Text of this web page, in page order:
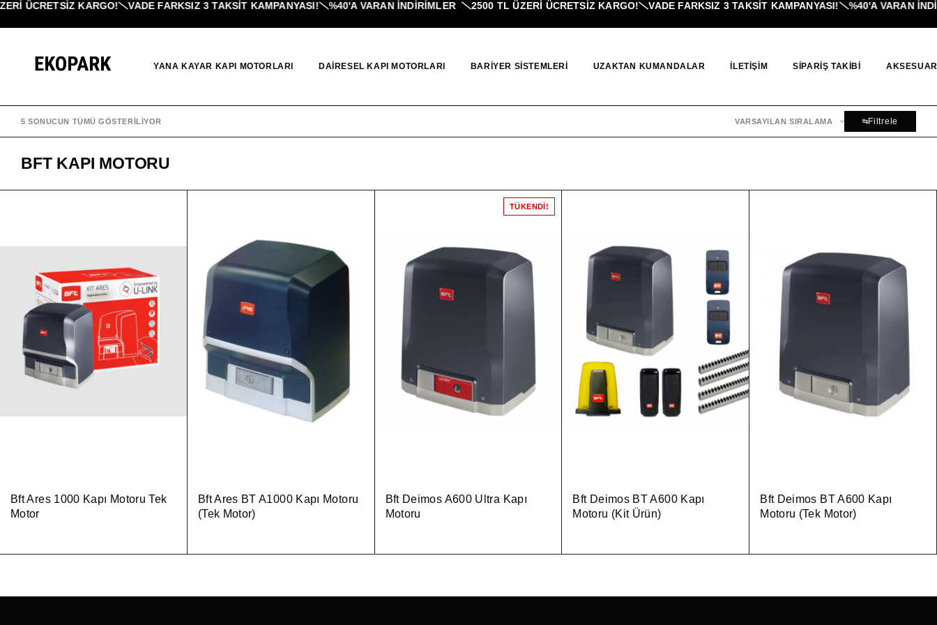
ÜCRETSİZ KARGO! VADE FARKSIZ 3 TAKSIT KAMPANYASI! %40'A VARAN İNDIRIMLER 2500 TL ÜZERI ÜCRETSİZ KARGO! VADE FARKSIZ 3 TAKSIT KAMPANYASI! %40'A VARAN
YANA KAYAR KAPI MOTORLARI DAIRESEL KAPI MOTORLARI BARIYER SISTEMLERI UZAKTAN KUMANDALAR İLETIŞIM SIPARIŞ TAKIBI
5 SONUCUN TÜMÜ GÖSTERILIYOR VARSAYILAN SIRALAMA Filtrele
BFT KAPI MOTORU
Bft Ares 1000 Kapı Motoru Tek
Motor
Bft Ares BT A1000 Kapı Motoru
(Tek Motor)
TÜKENDI!
Bft Deimos A600 Ultra Kapı
Motoru
Bft Deimos BT A600 Kapı
Motoru (Kit Ürün)
Bft Deimos BT A600 Kapı
Motoru (Tek Motor)